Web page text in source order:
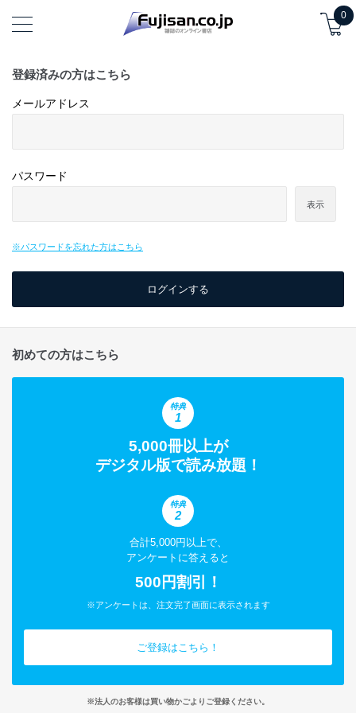
0
登録済みの方はこちら
メールアドレス
パスワード
表示
※パスワードを忘れた方はこちら
初めての方はこちら
特典
1
5,000冊以上が
デジタル版で読み放題！
特典
2
合計5,000円以上で、
アンケートに答えると
500円割引！
※アンケートは、注文完了画面に表示されます
ご登録はこちら！
※法人のお客様は買い物かごよりご登録ください。